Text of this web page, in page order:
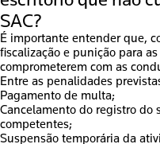
SAC?
É importante entender que,
fiscalização e punição para
comprometerem com as
Entre as penalidades
Pagamento de multa;
Cancelamento do registro do
competentes;
Suspensão temporária da